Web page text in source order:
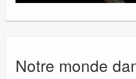
Notre monde